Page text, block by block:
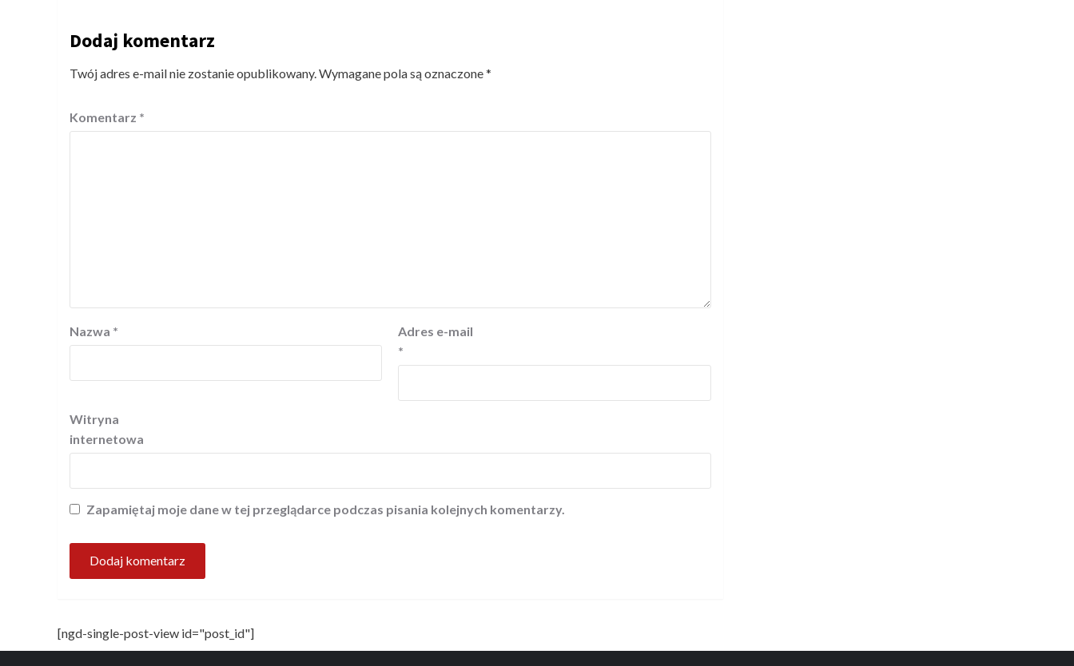
Dodaj komentarz
Twój adres e-mail nie zostanie opublikowany.Wymagane pola są oznaczone*
Komentarz *
Nazwa *
Adres e-mail
*
Witryna
internetowa
Zapamiętaj moje dane w tej przeglądarce podczas pisania kolejnych komentarzy.
[ngd-single-post-view id="post_id"]